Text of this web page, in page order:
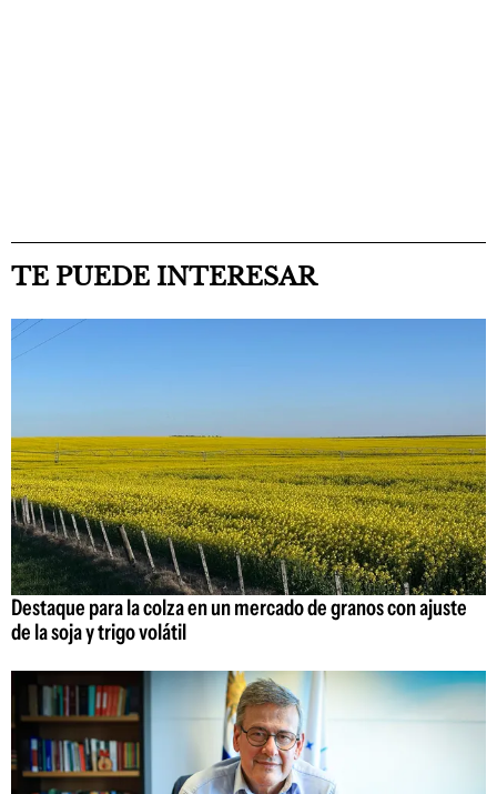
TE PUEDE INTERESAR
Destaque para la colza en un mercado de granos con ajuste
de la soja y trigo volátil